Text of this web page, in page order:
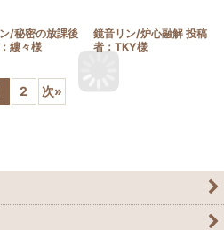
/秘密の放課後
縷々様
鏡音リン/炉心融解 投稿
者：TKY様
2 次»